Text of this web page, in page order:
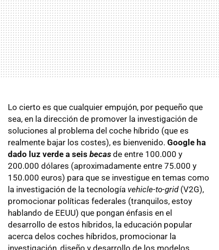
Lo cierto es que cualquier empujón, por pequeño que
sea, en la dirección de promover la investigación de
soluciones al problema del coche híbrido (que es
realmente bajar los costes), es bienvenido. Google ha
dado luz verde a seis becas de entre 100.000 y
200.000 dólares (aproximadamente entre 75.000 y
150.000 euros) para que se investigue en temas como
la investigación de la tecnología vehicle-to-grid(V2G),
promocionar políticas federales (tranquilos, estoy
hablando de EEUU) que pongan énfasis en el
desarrollo de estos híbridos, la educación popular
acerca delos coches híbridos, promocionar la
investigación, diseño y desarrollo de los modelos…